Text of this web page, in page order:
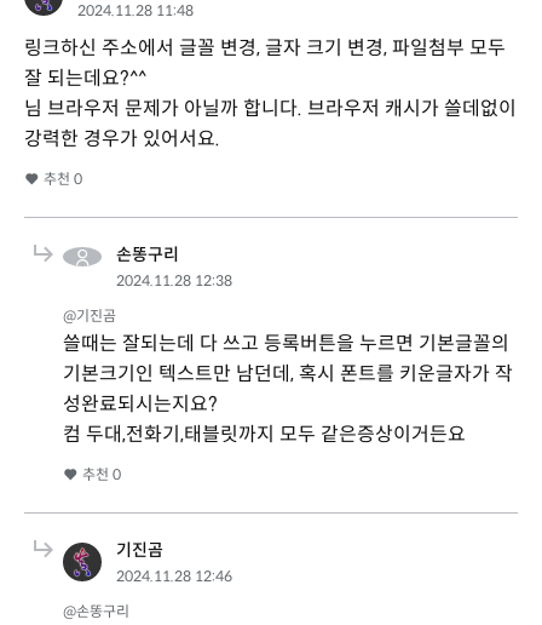
2024.11.28 11:48
링크하신 주소에서 글꼴 변경, 글자 크기 변경, 파일첨부 모두
잘 되는데요?^^
님 브라우저 문제가 아닐까 합니다. 브라우저 캐시가 쓸데없이
강력한 경우가 있어서요.
추천 0
손똥구리
2024.11.28 12:38
@기진곰
쓸때는 잘되는데 다 쓰고 등록버튼을 누르면 기본글꼴의
기본크기인 텍스트만 남던데, 혹시 폰트를 키운글자가 작
성완료되시는지요?
컴 두대,전화기,태블릿까지 모두 같은증상이거든요
추천 0
기진곰
2024.11.28 12:46
@손똥구리